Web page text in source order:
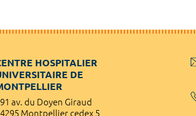
HOSPITALIER
DE
av. du Doyen Giraud
Montpellier cedex 5